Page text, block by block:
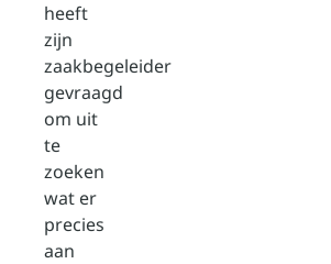
heeft
zijn
zaakbegeleider
gevraagd
om uit
te
zoeken
wat er
precies
aan